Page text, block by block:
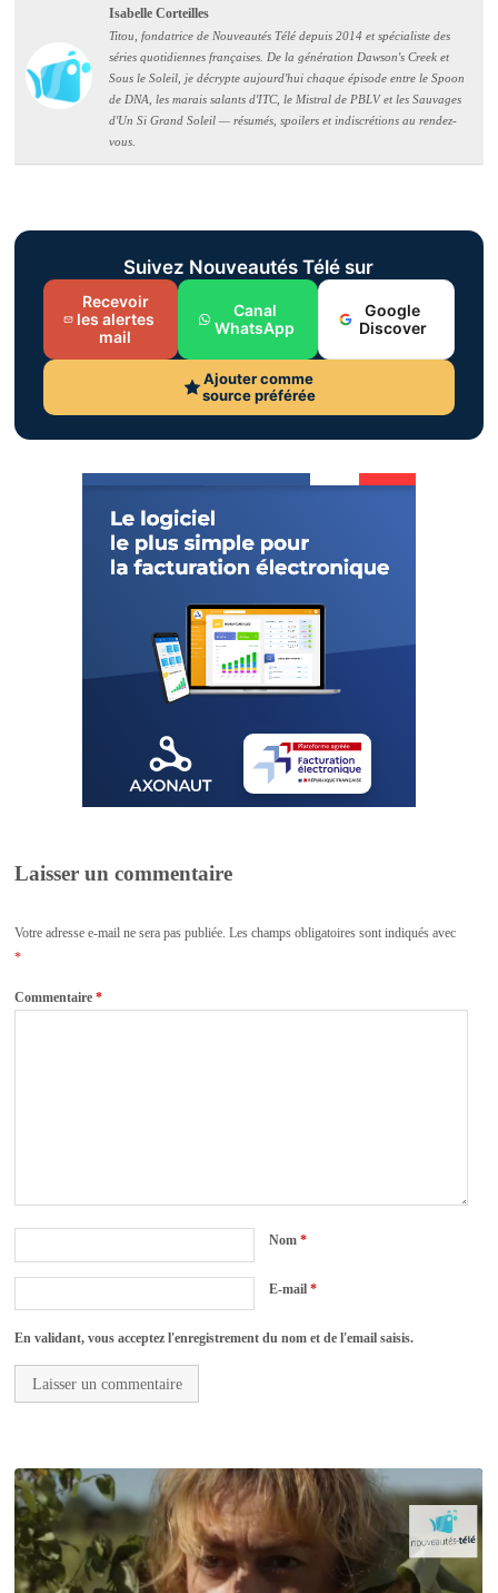
Isabelle Corteilles
Titou, fondatrice de Nouveautés Télé depuis 2014 et spécialiste des
séries quotidiennes françaises. De la génération Dawson's Creek et
Sous le Soleil, je décrypte aujourd'hui chaque épisode entre le Spoon
de DNA, les marais salants d'ITC, le Mistral de PBLV et les Sauvages
d'Un Si Grand Soleil — résumés, spoilers et indiscrétions au rendez-
vous.
Suivez Nouveautés Télé sur
Recevoir
les alertes
mail
Canal
WhatsApp
Google
Discover
Ajouter comme
source préférée
Laisser un commentaire
Votre adresse e-mail ne sera pas publiée. Les champs obligatoires sont indiqués avec
*
Commentaire*
Nom*
E-mail*
En validant, vous acceptez l'enregistrement du nom et de l'email saisis.